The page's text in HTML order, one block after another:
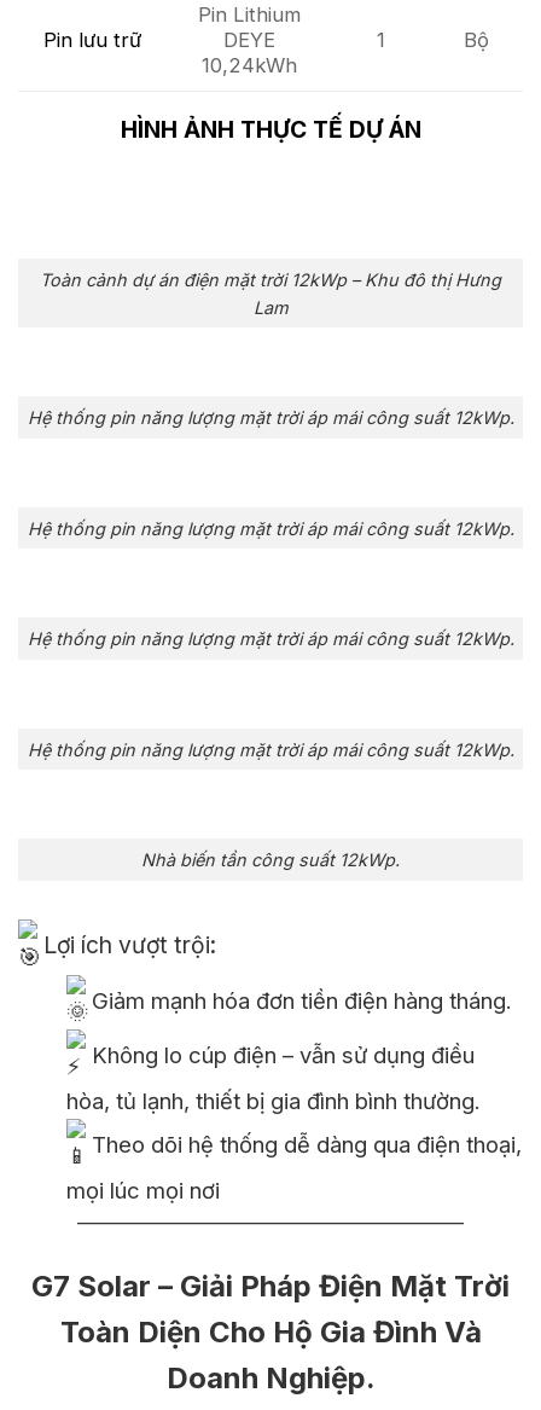
Pin lưu trữ
Pin Lithium
DEYE
10,24kWh
1 Bộ
HÌNH ẢNH THỰC TẾ DỰ ÁN
Toàn cảnh dự án điện mặt trời 12kWp – Khu đô thị Hưng
Lam
Hệ thống pin năng lượng mặt trời áp mái công suất 12kWp.
Hệ thống pin năng lượng mặt trời áp mái công suất 12kWp.
Hệ thống pin năng lượng mặt trời áp mái công suất 12kWp.
Hệ thống pin năng lượng mặt trời áp mái công suất 12kWp.
Nhà biến tần công suất 12kWp.
Lợi ích vượt trội:
Giảm mạnh hóa đơn tiền điện hàng tháng.
Không lo cúp điện – vẫn sử dụng điều
hòa, tủ lạnh, thiết bị gia đình bình thường.
Theo dõi hệ thống dễ dàng qua điện thoại,
mọi lúc mọi nơi
————————————————————
G7 Solar – Giải Pháp Điện Mặt Trời
Toàn Diện Cho Hộ Gia Đình Và
Doanh Nghiệp.